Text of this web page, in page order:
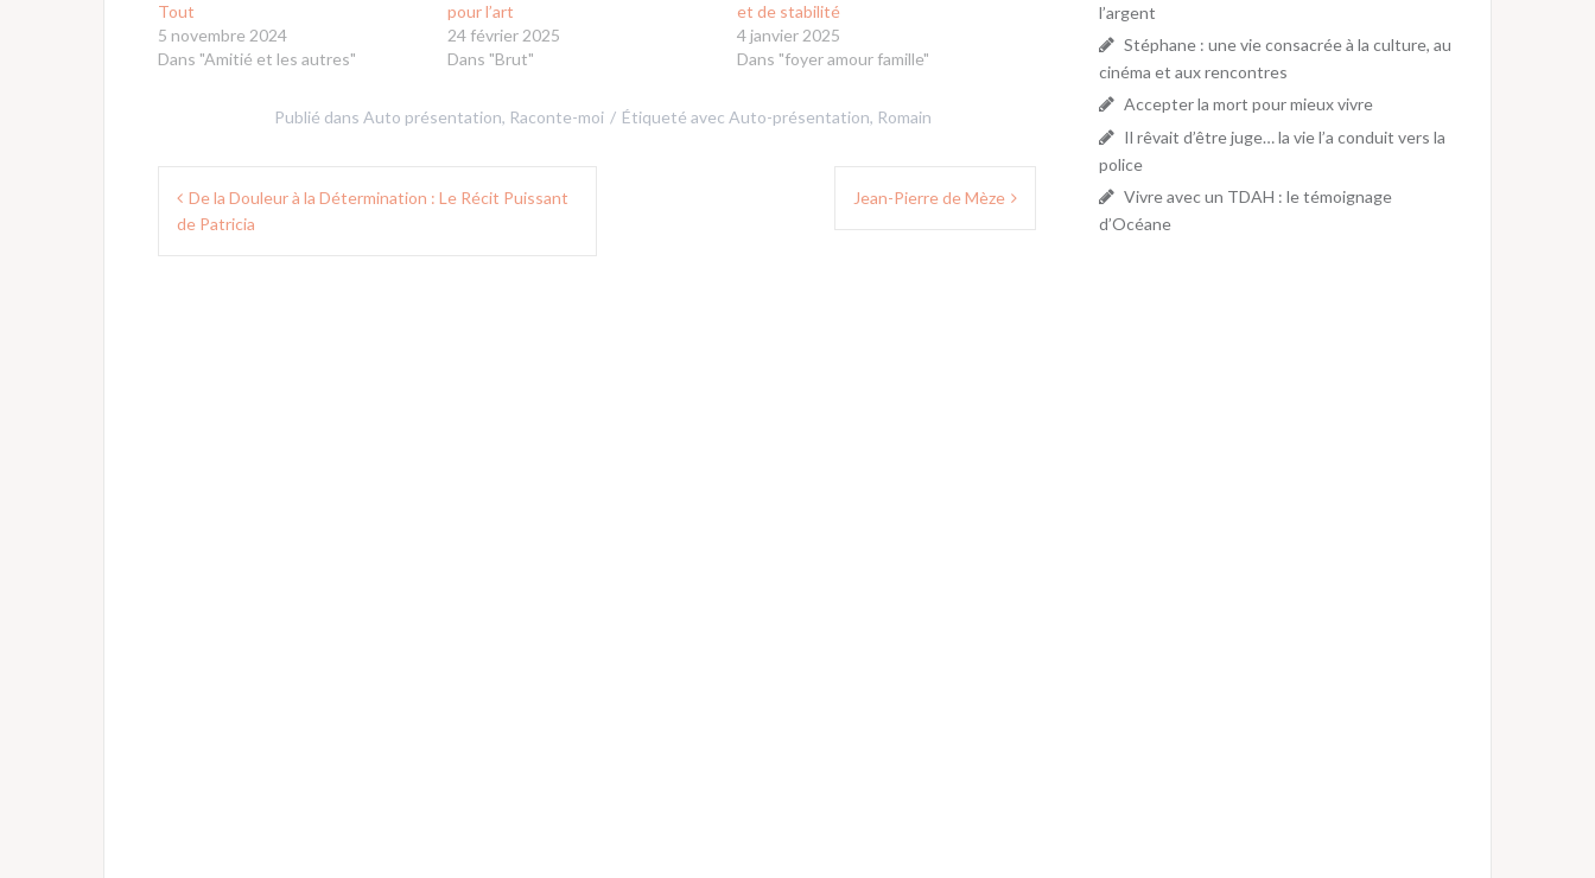
Tout
5 novembre 2024
Dans "Amitié et les autres"
pour l’art
24 février 2025
Dans "Brut"
et de stabilité
4 janvier 2025
Dans "foyer amour famille"
Publié dans Auto présentation, Raconte-moi Étiqueté avec Auto-présentation, Romain
Navigation
deDe la Douleur à la Détermination : Le Récit Puissant
de Patricia
Jean-Pierre de Mèze
l’argent
Stéphane : une vie consacrée à la culture, au
cinéma et aux rencontres
Accepter la mort pour mieux vivre
Il rêvait d’être juge… la vie l’a conduit vers la
police
Vivre avec un TDAH : le témoignage
d’Océane